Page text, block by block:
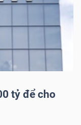
tỷ để cho